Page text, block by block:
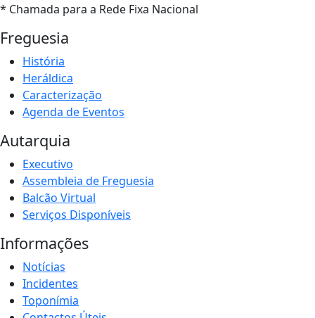
* Chamada para a Rede Fixa Nacional
Freguesia
História
Heráldica
Caracterização
Agenda de Eventos
Autarquia
Executivo
Assembleia de Freguesia
Balcão Virtual
Serviços Disponíveis
Informações
Notícias
Incidentes
Toponímia